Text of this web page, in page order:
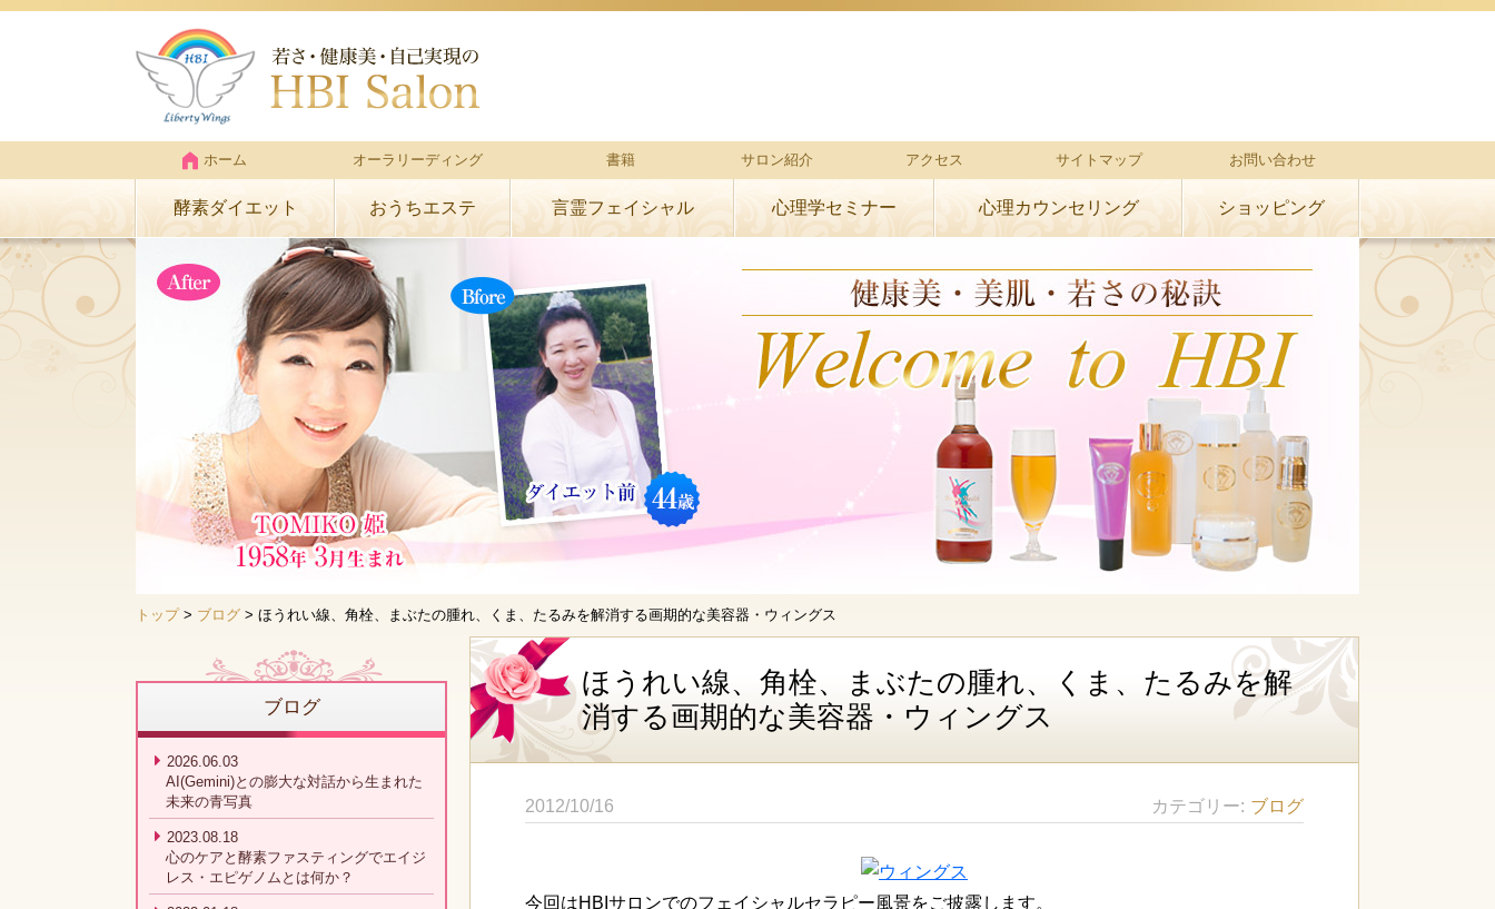
ホーム オーラリーディング 書籍 サロン紹介 アクセス サイトマップ お問い合わせ
酵素ダイエット おうちエステ 言霊フェイシャル 心理学セミナー 心理カウンセリング ショッピング
トップ> ブログ > ほうれい線、角栓、まぶたの腫れ、くま、たるみを解消する画期的な美容器・ウィングス
ほうれい線、角栓、まぶたの腫れ、くま、たるみを解
消する画期的な美容器・ウィングス
2012/10/16 カテゴリー ブログ
今回はHBIサロンでのフェイシャルセラピー風景をご披露します。
ブログ
2026.06.03
AI(Gemini)との膨大な対話から生まれた
未来の青写真
2023.08.18
心のケアと酵素ファスティングでエイジ
レス・エピゲノムとは何か？